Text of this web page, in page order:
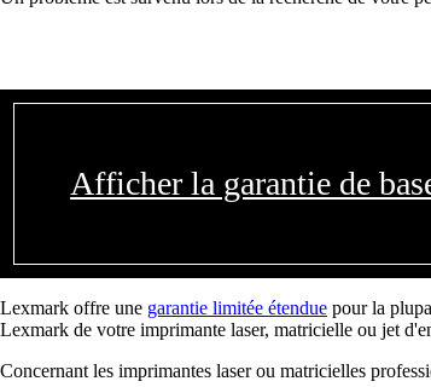
Afficher la garantie de
Lexmark offre une garantie limitée étendue pour la
Lexmark de votre imprimante laser, matricielle ou jet
Concernant les imprimantes laser ou matricielles